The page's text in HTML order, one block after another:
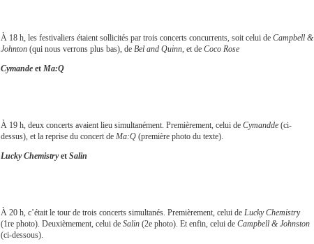
À 18 h, les festivaliers étaient sollicités par trois concerts concurrents, soit celui de Campbell &
Johnton (qui nous verrons plus bas), de Bel and Quinn , et de Coco Rose
Cymande et Ma:Q
À 19 h, deux concerts avaient lieu simultanément. Premièrement, celui de Cymandde (ci-
dessus), et la reprise du concert de Ma:Q (première photo du texte).
Lucky Chemistryet Salin
À 20 h, c’était le tour de trois concerts simultanés. Premièrement, celui de Lucky Chemistry
(1re photo). Deuxièmement, celui de Salin (2e photo). Et enfin, celui de Campbell & Johnston
(ci-dessous).